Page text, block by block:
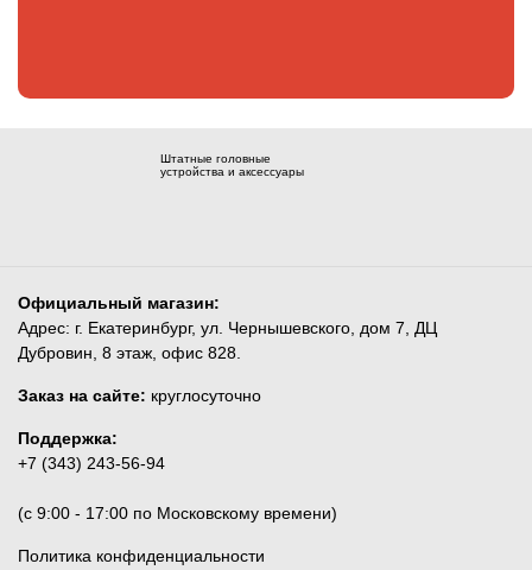
Штатные головные
устройства и аксессуары
Официальный магазин:
Адрес: г. Екатеринбург, ул. Чернышевского, дом 7, ДЦ
Дубровин, 8 этаж, офис 828.
Заказ на сайте: круглосуточно
Поддержка:
+7 (343) 243-56-94
(c 9:00 - 17:00 по Московскому времени)
Политика конфиденциальности